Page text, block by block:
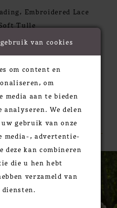
Embroidered Lace
Tulle
van cookies
om content en
om
aan te bieden
analyseren. We delen
gebruik van onze
media-, advertentie-
kan combineren
die u hen hebt
verzameld van